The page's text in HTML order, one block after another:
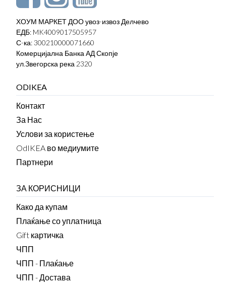
ХОУМ МАРКЕТ ДОО увоз-извоз Делчево
ЕДБ: MK4009017505957
С-ка: 300210000071660
Комерцијална Банка АД Скопје
ул.Звегорска река 2320
ODIKEA
Контакт
За Нас
Услови за користење
OdIKEA во медиумите
Партнери
ЗА КОРИСНИЦИ
Како да купам
Плаќање со уплатница
Gift картичка
ЧПП
ЧПП - Плаќање
ЧПП - Достава